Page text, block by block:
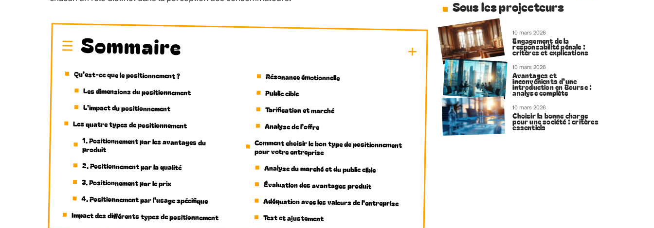
Sommaire
Qu’est-ce que le positionnement ?
Les dimensions du positionnement
L’impact du positionnement
Les quatre types de positionnement
1. Positionnement par les avantages du
produit
2. Positionnement par la qualité
3. Positionnement par le prix
4. Positionnement par l’usage spécifique
Impact des différents types de positionnement
Résonance émotionnelle
Public cible
Tarification et marché
Analyse de l’offre
Comment choisir le bon type de positionnement
pour votre entreprise
Analyse du marché et du public cible
Évaluation des avantages produit
Adéquation avec les valeurs de l’entreprise
Test et ajustement
Sous les projecteurs
10 mars 2026
Engagement de la
responsabilité pénale :
critères et explications
10 mars 2026
Avantages et
inconvénients d’une
introduction en Bourse :
analyse complète
10 mars 2026
Choisir la bonne charge
pour une société : critères
essentiels